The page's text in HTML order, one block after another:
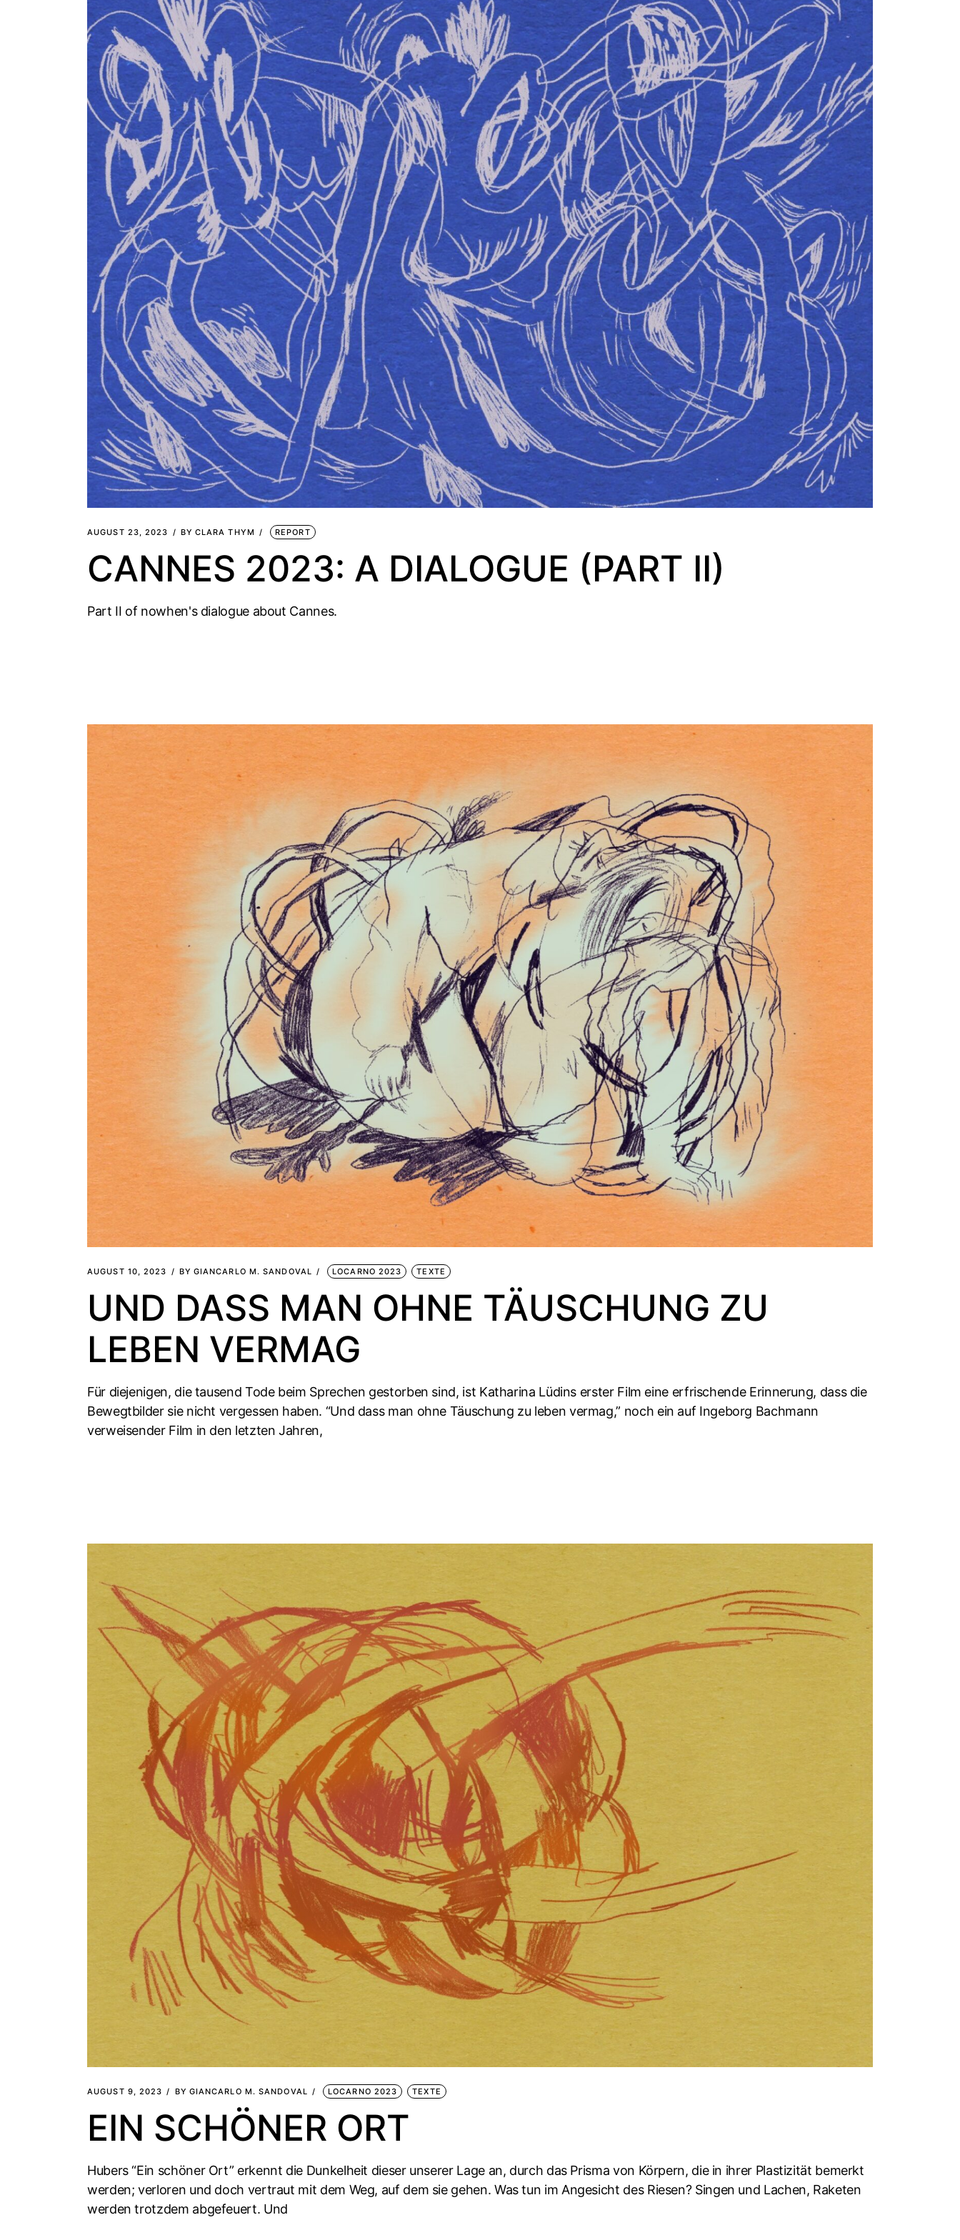
AUGUST 23, 2023 BY CLARA THYM REPORT
CANNES 2023: A DIALOGUE (PART II)
Part II of nowhen's dialogue about Cannes.
AUGUST 10, 2023 BY GIANCARLO M. SANDOVAL LOCARNO 2023 TEXTE
UND DASS MAN OHNE TÄUSCHUNG ZU
LEBEN VERMAG
Für diejenigen, die tausend Tode beim Sprechen gestorben sind, ist Katharina Lüdins erster Film eine erfrischende Erinnerung, dass die
Bewegtbilder sie nicht vergessen haben. “Und dass man ohne Täuschung zu leben vermag,” noch ein auf Ingeborg Bachmann
verweisender Film in den letzten Jahren,
AUGUST 9, 2023 BY GIANCARLO M. SANDOVAL LOCARNO 2023 TEXTE
EIN SCHÖNER ORT
Hubers “Ein schöner Ort” erkennt die Dunkelheit dieser unserer Lage an, durch das Prisma von Körpern, die in ihrer Plastizität bemerkt
werden; verloren und doch vertraut mit dem Weg, auf dem sie gehen. Was tun im Angesicht des Riesen? Singen und Lachen, Raketen
werden trotzdem abgefeuert. Und